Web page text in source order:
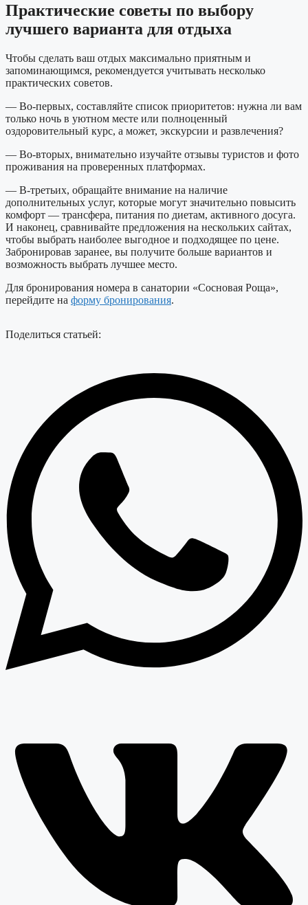
Практические советы по выбору
лучшего варианта для отдыха
Чтобы сделать ваш отдых максимально приятным и
запоминающимся, рекомендуется учитывать несколько
практических советов.
— Во-первых, составляйте список приоритетов: нужна ли вам
только ночь в уютном месте или полноценный
оздоровительный курс, а может, экскурсии и развлечения?
— Во-вторых, внимательно изучайте отзывы туристов и фото
проживания на проверенных платформах.
— В-третьих, обращайте внимание на наличие
дополнительных услуг, которые могут значительно повысить
комфорт — трансфера, питания по диетам, активного досуга.
И наконец, сравнивайте предложения на нескольких сайтах,
чтобы выбрать наиболее выгодное и подходящее по цене.
Забронировав заранее, вы получите больше вариантов и
возможность выбрать лучшее место.
Для бронирования номера в санатории «Сосновая Роща»,
перейдите на форму бронирования.
Поделиться статьей: